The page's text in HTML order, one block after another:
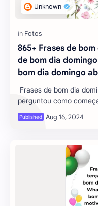
865+ Frases de
de bom dia
bom dia domingo
Excellent Frases
Frases de bom dia
perguntou como
maneira possível? Bem,
artigo, vamos